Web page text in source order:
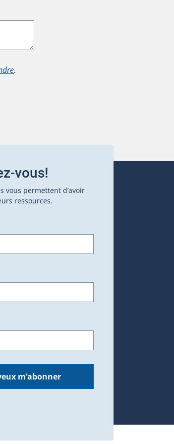
.
fenêtre.)
fenêtre.)
vous!
vous permettent d’avoir
ressources.
m’abonner